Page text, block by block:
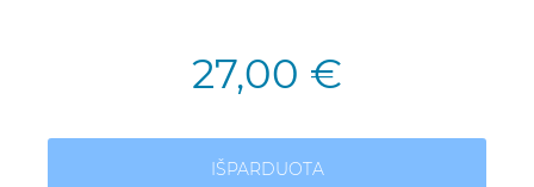
27,00 €
IŠPARDUOTA